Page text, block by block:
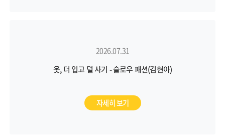
2026.07.31
옷, 더 입고 덜 사기 - 슬로우 패션(김현아)
자세히 보기